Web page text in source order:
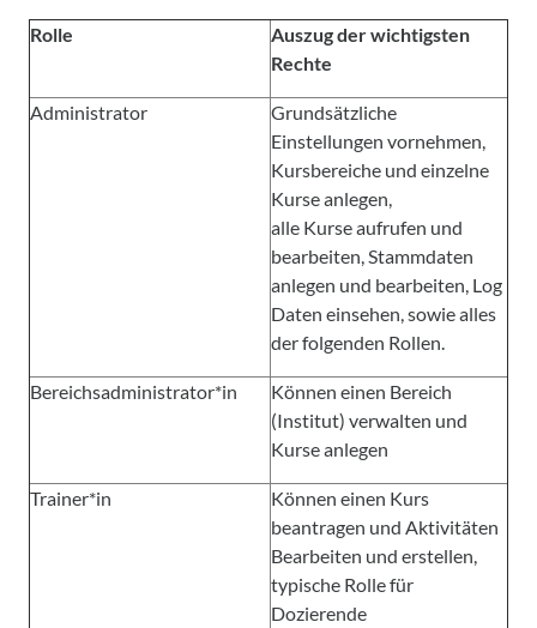
Rolle
Auszug der wichtigsten
Rechte
Administrator
Grundsätzliche
Einstellungen vornehmen,
Kursbereiche und einzelne
Kurse anlegen,
alle Kurse aufrufen und
bearbeiten, Stammdaten
anlegen und bearbeiten, Log
Daten einsehen, sowie alles
der folgenden Rollen.
Bereichsadministrator*in
Können einen Bereich
(Institut) verwalten und
Kurse anlegen
Trainer*in
Können einen Kurs
beantragen und Aktivitäten
Bearbeiten und erstellen,
typische Rolle für
Dozierende